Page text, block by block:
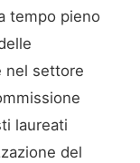
tempo pieno
nel settore
laureati
del